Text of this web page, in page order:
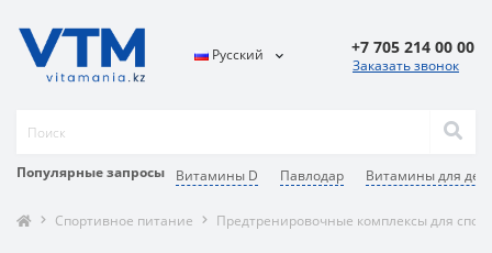
Популярные запросы Витамины D Павлодар Витамины для
Русский +7 705 214 00 00
Заказать звонок
Спортивное питание Предтренировочные комплексы для